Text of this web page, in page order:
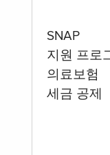
SNAP
지원 프로
의료보험
세금 공제